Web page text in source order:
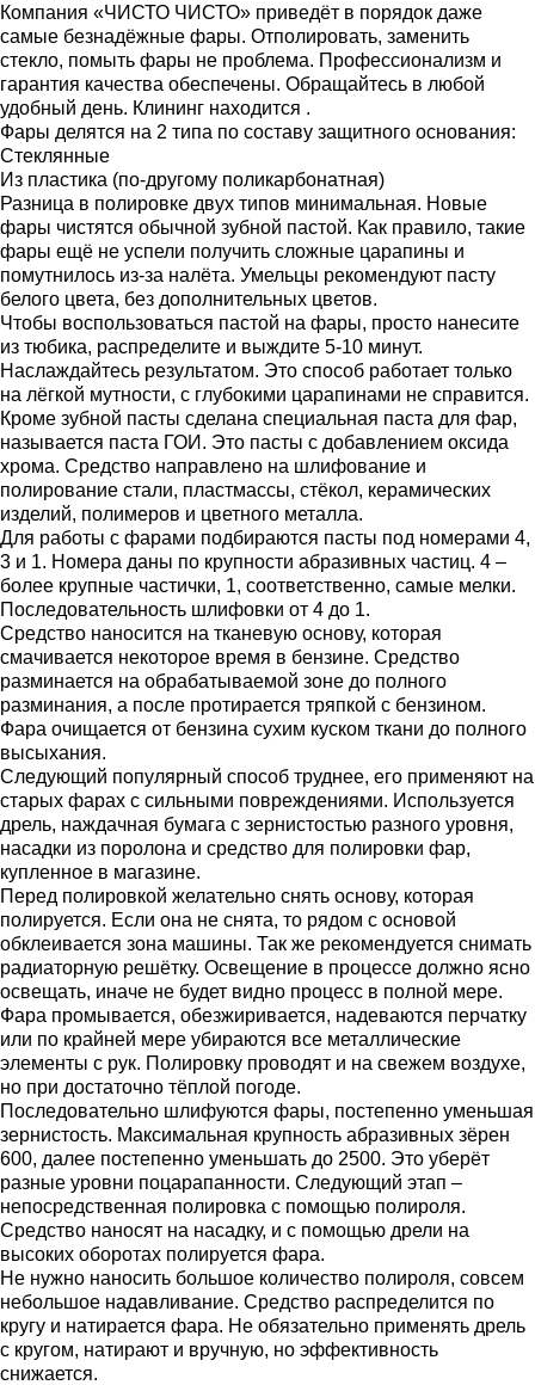
Компания «ЧИСТО ЧИСТО» приведёт в порядок даже
самые безнадёжные фары. Отполировать, заменить
стекло, помыть фары не проблема. Профессионализм и
гарантия качества обеспечены. Обращайтесь в любой
удобный день. Клининг находится .
Фары делятся на 2 типа по составу защитного основания:
Стеклянные
Из пластика (по-другому поликарбонатная)
Разница в полировке двух типов минимальная. Новые
фары чистятся обычной зубной пастой. Как правило, такие
фары ещё не успели получить сложные царапины и
помутнилось из-за налёта. Умельцы рекомендуют пасту
белого цвета, без дополнительных цветов.
Чтобы воспользоваться пастой на фары, просто нанесите
из тюбика, распределите и выждите 5-10 минут.
Наслаждайтесь результатом. Это способ работает только
на лёгкой мутности, с глубокими царапинами не справится.
Кроме зубной пасты сделана специальная паста для фар,
называется паста ГОИ. Это пасты с добавлением оксида
хрома. Средство направлено на шлифование и
полирование стали, пластмассы, стёкол, керамических
изделий, полимеров и цветного металла.
Для работы с фарами подбираются пасты под номерами 4,
3 и 1. Номера даны по крупности абразивных частиц. 4 –
более крупные частички, 1, соответственно, самые мелки.
Последовательность шлифовки от 4 до 1.
Средство наносится на тканевую основу, которая
смачивается некоторое время в бензине. Средство
разминается на обрабатываемой зоне до полного
разминания, а после протирается тряпкой с бензином.
Фара очищается от бензина сухим куском ткани до полного
высыхания.
Следующий популярный способ труднее, его применяют на
старых фарах с сильными повреждениями. Используется
дрель, наждачная бумага с зернистостью разного уровня,
насадки из поролона и средство для полировки фар,
купленное в магазине.
Перед полировкой желательно снять основу, которая
полируется. Если она не снята, то рядом с основой
обклеивается зона машины. Так же рекомендуется снимать
радиаторную решётку. Освещение в процессе должно ясно
освещать, иначе не будет видно процесс в полной мере.
Фара промывается, обезжиривается, надеваются перчатку
или по крайней мере убираются все металлические
элементы с рук. Полировку проводят и на свежем воздухе,
но при достаточно тёплой погоде.
Последовательно шлифуются фары, постепенно уменьшая
зернистость. Максимальная крупность абразивных зёрен
600, далее постепенно уменьшать до 2500. Это уберёт
разные уровни поцарапанности. Следующий этап –
непосредственная полировка с помощью полироля.
Средство наносят на насадку, и с помощью дрели на
высоких оборотах полируется фара.
Не нужно наносить большое количество полироля, совсем
небольшое надавливание. Средство распределится по
кругу и натирается фара. Не обязательно применять дрель
с кругом, натирают и вручную, но эффективность
снижается.